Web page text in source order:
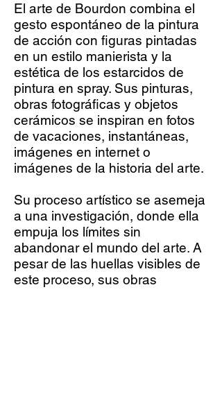
El arte de Bourdon combina el
gesto espontáneo de la pintura
de acción con figuras pintadas
en un estilo manierista y la
estética de los estarcidos de
pintura en spray. Sus pinturas,
obras fotográficas y objetos
cerámicos se inspiran en fotos
de vacaciones, instantáneas,
imágenes en internet o
imágenes de la historia del arte.
Su proceso artístico se asemeja
a una investigación, donde ella
empuja los límites sin
abandonar el mundo del arte. A
pesar de las huellas visibles de
este proceso, sus obras